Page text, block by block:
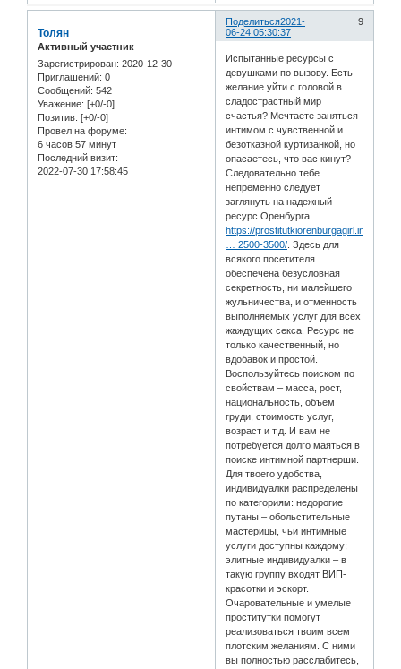
Поделиться 9
2021-
06-24 05:30:37
Толян
Активный участник
Зарегистрирован: 2020-12-30
Приглашений: 0
Сообщений: 542
Уважение: [+0/-0]
Позитив: [+0/-0]
Провел на форуме:
6 часов 57 минут
Последний визит:
2022-07-30 17:58:45
Испытанные ресурсы с
девушками по вызову. Есть
желание уйти с головой в
сладострастный мир
счастья? Мечтаете заняться
интимом с чувственной и
безотказной куртизанкой, но
опасаетесь, что вас кинут?
Следовательно тебе
непременно следует
заглянуть на надежный
ресурс Оренбурга
https://prostitutkiorenburgagirl.info/m
… 2500-3500/ . Здесь для
всякого посетителя
обеспечена безусловная
секретность, ни малейшего
жульничества, и отменность
выполняемых услуг для всех
жаждущих секса. Ресурс не
только качественный, но
вдобавок и простой.
Воспользуйтесь поиском по
свойствам – масса, рост,
национальность, объем
груди, стоимость услуг,
возраст и т.д. И вам не
потребуется долго маяться в
поиске интимной партнерши.
Для твоего удобства,
индивидуалки распределены
по категориям: недорогие
путаны – обольстительные
мастерицы, чьи интимные
услуги доступны каждому;
элитные индивидуалки – в
такую группу входят ВИП-
красотки и эскорт.
Очаровательные и умелые
проститутки помогут
реализоваться твоим всем
плотским желаниям. С ними
вы полностью расслабитесь,